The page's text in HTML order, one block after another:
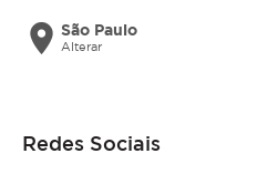
location_on São Paulo
Alterar
Redes Sociais